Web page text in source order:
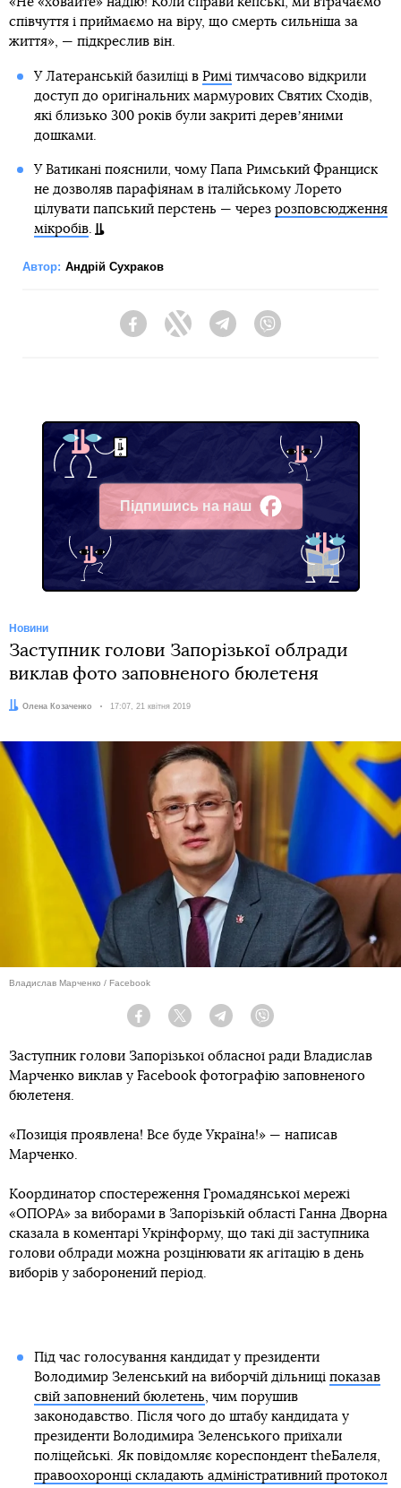
співчуття і приймаємо на віру, що смерть сильніша за
життя», — підкреслив він.
У Латеранській базиліці в Римітимчасово відкрили
доступ до оригінальних мармурових Святих Сходів,
які близько 300 років були закриті деревʼяними
дошками.
У Ватикані пояснили, чому Папа Римський Франциск
не дозволяв парафіянам в італійському Лорето
цілувати папський перстень — через розповсюдження
мікробів.
Автор: Андрій Сухраков
FacebookTwitter Telegram
Підпишись на наш
Facebook
Новини
Заступник голови Запорізької облради
виклав фото заповненого бюлетеня
Автор:
Олена Козаченко Дата:
17:07, 21 квітня 2019
Владислав Марченко / Facebook
Facebook Twitter Telegram
Заступник голови Запорізької обласної ради Владислав
Марченко виклав у Facebook фотографію заповненого
бюлетеня.
«Позиція проявлена! Все буде Україна!» — написав
Марченко.
Координатор спостереження Громадянської мережі
«ОПОРА» за виборами в Запорізькій області Ганна Дворна
сказала в коментарі Укрінформу, що такі дії заступника
голови облради можна розцінювати як агітацію в день
виборів у заборонений період.
Під час голосування кандидат у президенти
Володимир Зеленський на виборчій дільниці показав
свій заповнений бюлетень, чим порушив
законодавство. Після чого до штабу кандидата у
президенти Володимира Зеленського приїхали
поліцейські. Як повідомляє кореспондент theБалеля,
правоохоронці складають адміністративний протокол